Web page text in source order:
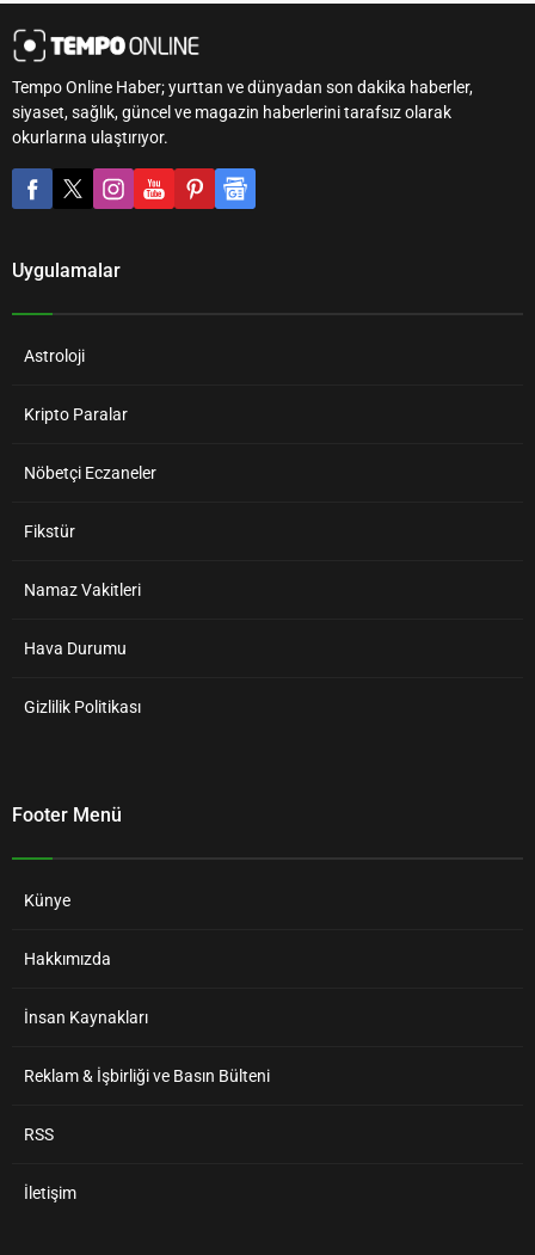
Tempo Online Haber; yurttan ve dünyadan son dakika haberler,
siyaset, sağlık, güncel ve magazin haberlerini tarafsız olarak
okurlarına ulaştırıyor.
Uygulamalar
Astroloji
Kripto Paralar
Nöbetçi Eczaneler
Fikstür
Namaz Vakitleri
Hava Durumu
Gizlilik Politikası
Footer Menü
Künye
Hakkımızda
İnsan Kaynakları
Reklam & İşbirliği ve Basın Bülteni
RSS
İletişim